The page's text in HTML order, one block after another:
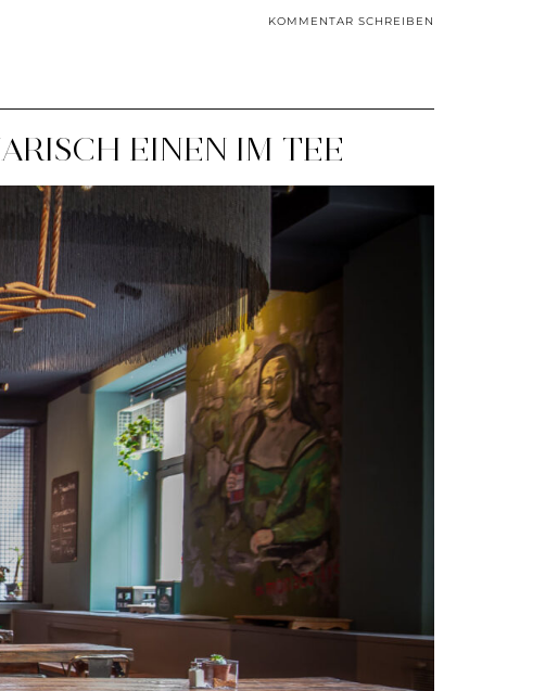
KOMMENTAR SCHREIBEN
EINEN IM TEE